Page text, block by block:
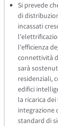
Si prevede
di
incassati
l'efficienza
connettività
sarà
residenziali,
edifici
la ricarica
integrazione
standard di